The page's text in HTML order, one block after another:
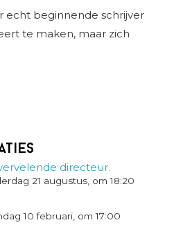
echt beginnende schrijver
te maken, maar zich
directeur.
21 augustus, om 18:20
10 februari, om 17:00